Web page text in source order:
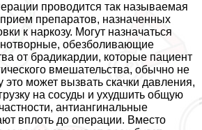
проводится так называемая
препаратов, назначенных
к наркозу. Могут назначаться
обезболивающие
от брадикардии, которые пациент
вмешательства, обычно не
это может вызвать скачки давления,
на сосуды и ухудшить общую
антиангинальные
вплоть до операции. Вместо